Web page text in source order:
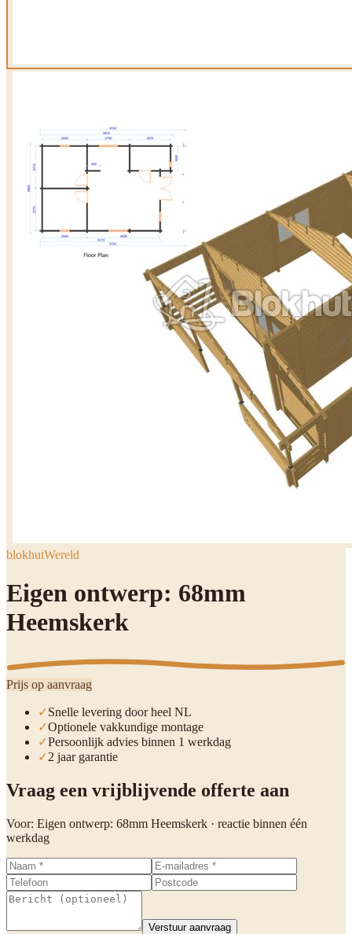
blokhutWereld
Eigen ontwerp: 68mm
Heemskerk
Prijs op aanvraag
✓Snelle levering door heel NL
✓Optionele vakkundige montage
✓Persoonlijk advies binnen 1 werkdag
✓2 jaar garantie
Vraag een vrijblijvende offerte aan
Voor: Eigen ontwerp: 68mm Heemskerk · reactie binnen één
werkdag
Verstuur aanvraag